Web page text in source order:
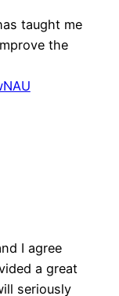
taught me
the
I agree
a great
seriously